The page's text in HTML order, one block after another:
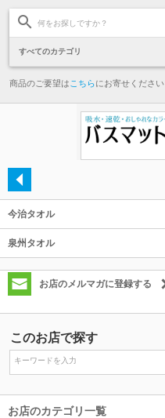
商品のご要望は こちらにお寄せください
今治タオル
泉州タオル
お店のメルマガに登録する
このお店で探す
お店のカテゴリ一覧